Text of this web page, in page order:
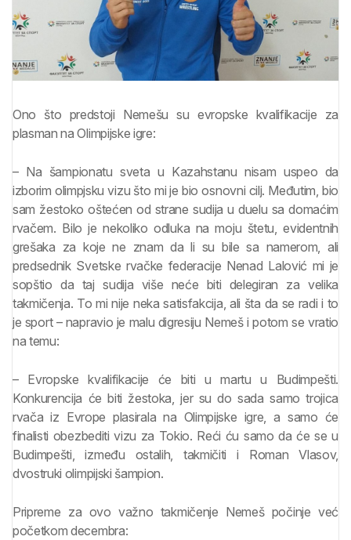
Ono što predstoji Nemešu su evropske kvalifikacije za
plasman na Olimpijske igre:
– Na šampionatu sveta u Kazahstanu nisam uspeo da
izborim olimpjsku vizu što mi je bio osnovni cilj. Međutim, bio
sam žestoko oštećen od strane sudija u duelu sa domaćim
rvačem. Bilo je nekoliko odluka na moju štetu, evidentnih
grešaka za koje ne znam da li su bile sa namerom, ali
predsednik Svetske rvačke federacije Nenad Lalović mi je
sopštio da taj sudija više neće biti delegiran za velika
takmičenja. To mi nije neka satisfakcija, ali šta da se radi i to
je sport – napravio je malu digresiju Nemeš i potom se vratio
na temu:
– Evropske kvalifikacije će biti u martu u Budimpešti.
Konkurencija će biti žestoka, jer su do sada samo trojica
rvača iz Evrope plasirala na Olimpijske igre, a samo će
finalisti obezbediti vizu za Tokio. Reći ću samo da će se u
Budimpešti, između ostalih, takmičiti i Roman Vlasov,
dvostruki olimpijski šampion.
Pripreme za ovo važno takmičenje Nemeš počinje već
početkom decembra: